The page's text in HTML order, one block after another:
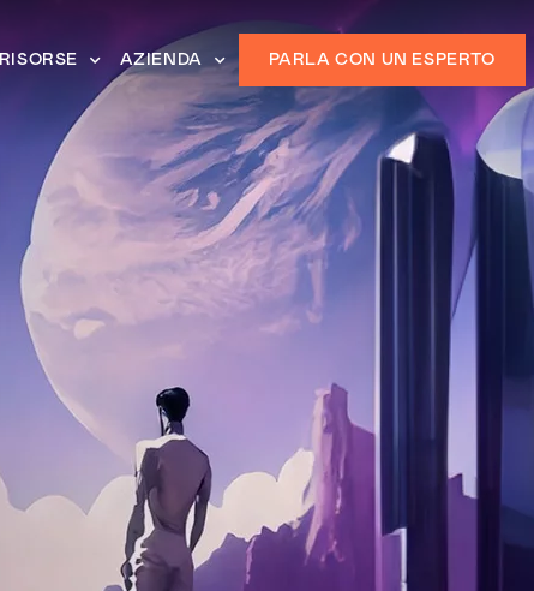
RISORSE AZIENDA PARLA CON UN ESPERTO